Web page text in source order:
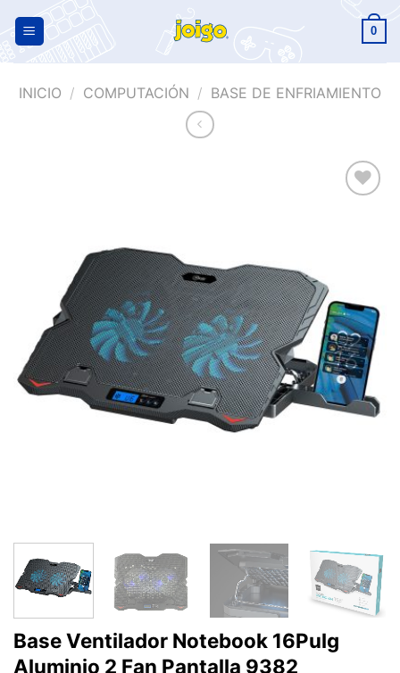
0
INICIO / COMPUTACIÓN / BASE DE ENFRIAMIENTO
Base Ventilador Notebook 16Pulg
Aluminio 2 Fan Pantalla 9382